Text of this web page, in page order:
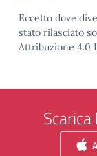
Eccetto dove
stato rilasciato
Attribuzione 4.0